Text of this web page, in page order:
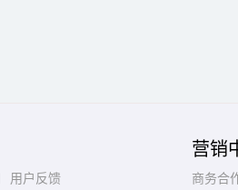
用户反馈
营销
商务合